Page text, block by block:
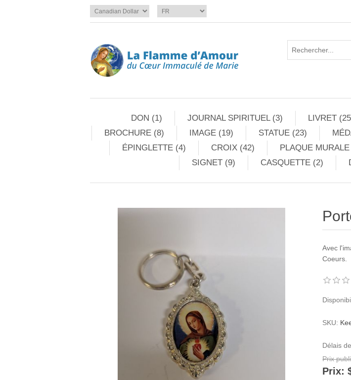
DON (1) JOURNAL SPIRITUEL (3) LIVRET
BROCHURE (8)
IMAGE (19) STATUE (23)
ÉPINGLETTE (4)
CROIX (42) PLAQUE
SIGNET (9)
CASQUETTE (2)
Avec
Coeurs.
SKU:
Délais
Prix
Prix: